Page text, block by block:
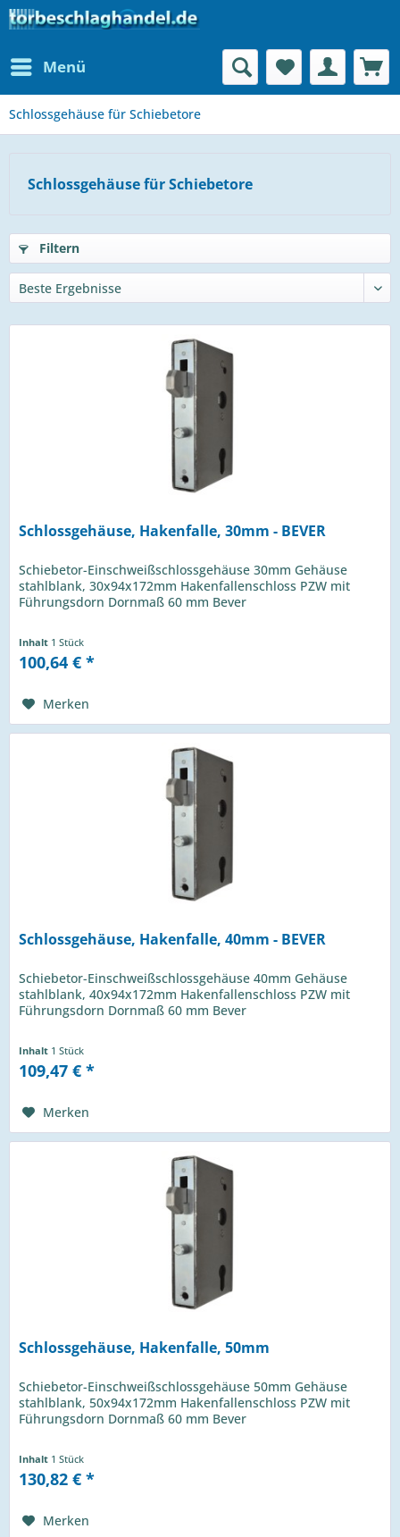
Menü
Schlossgehäuse für Schiebetore
Schlossgehäuse für Schiebetore
Filtern
Schlossgehäuse, Hakenfalle, 30mm - BEVER
Schiebetor-Einschweißschlossgehäuse 30mm Gehäuse
stahlblank, 30x94x172mm Hakenfallenschloss PZW mit
Führungsdorn Dornmaß 60 mm Bever
Inhalt 1 Stück
100,64 € *
Merken
Schlossgehäuse, Hakenfalle, 40mm - BEVER
Schiebetor-Einschweißschlossgehäuse 40mm Gehäuse
stahlblank, 40x94x172mm Hakenfallenschloss PZW mit
Führungsdorn Dornmaß 60 mm Bever
Inhalt 1 Stück
109,47 € *
Merken
Schlossgehäuse, Hakenfalle, 50mm
Schiebetor-Einschweißschlossgehäuse 50mm Gehäuse
stahlblank, 50x94x172mm Hakenfallenschloss PZW mit
Führungsdorn Dornmaß 60 mm Bever
Inhalt 1 Stück
130,82 € *
Merken